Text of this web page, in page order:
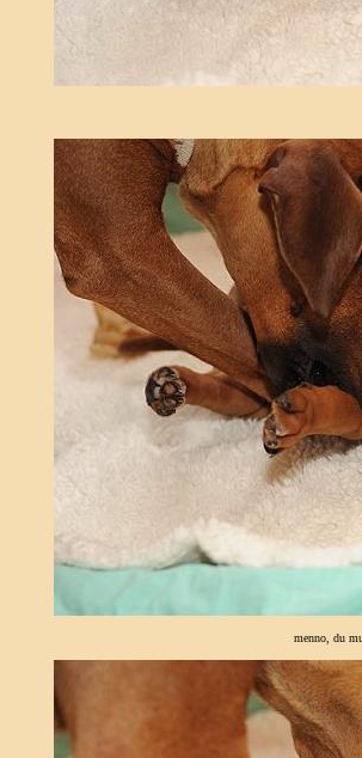
menno, du